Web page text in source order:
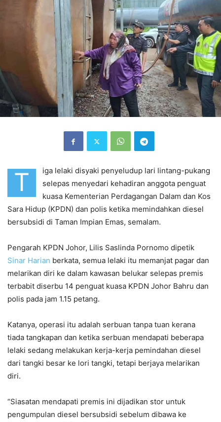
T
iga lelaki disyaki penyeludup lari lintang-pukang
selepas menyedari kehadiran anggota penguat
kuasa Kementerian Perdagangan Dalam dan Kos
Sara Hidup (KPDN) dan polis ketika memindahkan diesel
bersubsidi di Taman Impian Emas, semalam.
Pengarah KPDN Johor, Lilis Saslinda Pornomo dipetik
Sinar Harian berkata, semua lelaki itu memanjat pagar dan
melarikan diri ke dalam kawasan belukar selepas premis
terbabit diserbu 14 penguat kuasa KPDN Johor Bahru dan
polis pada jam 1.15 petang.
Katanya, operasi itu adalah serbuan tanpa tuan kerana
tiada tangkapan dan ketika serbuan mendapati beberapa
lelaki sedang melakukan kerja-kerja pemindahan diesel
dari tangki besar ke lori tangki, tetapi berjaya melarikan
diri.
“Siasatan mendapati premis ini dijadikan stor untuk
pengumpulan diesel bersubsidi sebelum dibawa ke